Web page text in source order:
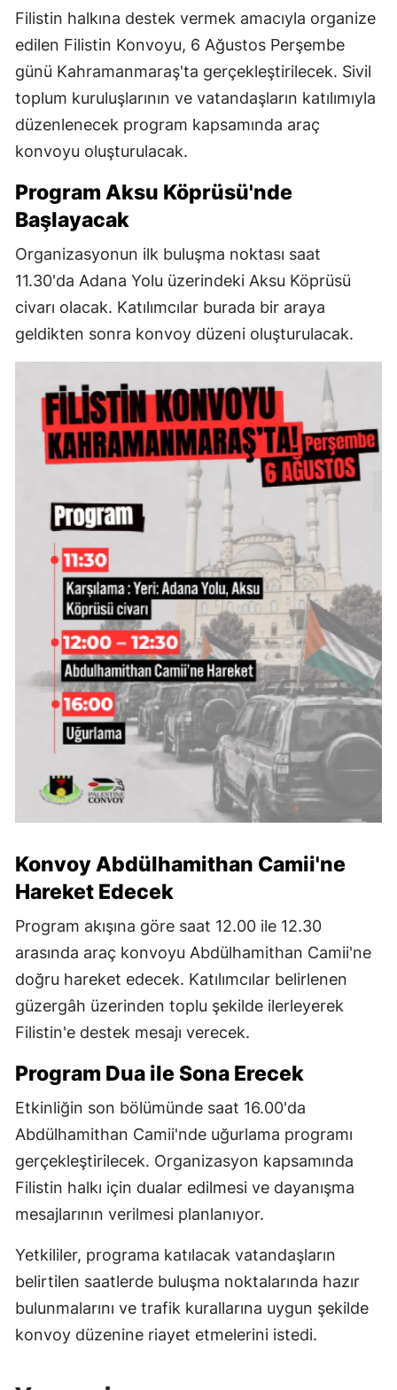
Filistin halkına destek vermek amacıyla organize
edilen Filistin Konvoyu, 6 Ağustos Perşembe
günü Kahramanmaraş'ta gerçekleştirilecek. Sivil
toplum kuruluşlarının ve vatandaşların katılımıyla
düzenlenecek program kapsamında araç
konvoyu oluşturulacak.
Program Aksu Köprüsü'nde
Başlayacak
Organizasyonun ilk buluşma noktası saat
11.30'da Adana Yolu üzerindeki Aksu Köprüsü
civarı olacak. Katılımcılar burada bir araya
geldikten sonra konvoy düzeni oluşturulacak.
Konvoy Abdülhamithan Camii'ne
Hareket Edecek
Program akışına göre saat 12.00 ile 12.30
arasında araç konvoyu Abdülhamithan Camii'ne
doğru hareket edecek. Katılımcılar belirlenen
güzergâh üzerinden toplu şekilde ilerleyerek
Filistin'e destek mesajı verecek.
Program Dua ile Sona Erecek
Etkinliğin son bölümünde saat 16.00'da
Abdülhamithan Camii'nde uğurlama programı
gerçekleştirilecek. Organizasyon kapsamında
Filistin halkı için dualar edilmesi ve dayanışma
mesajlarının verilmesi planlanıyor.
Yetkililer, programa katılacak vatandaşların
belirtilen saatlerde buluşma noktalarında hazır
bulunmalarını ve trafik kurallarına uygun şekilde
konvoy düzenine riayet etmelerini istedi.